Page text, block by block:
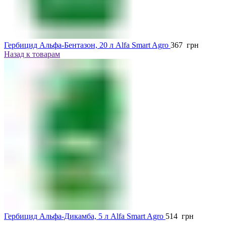
Гербицид Альфа-Бентазон, 20 л Alfa Smart Agro 367 грн
Назад к товарам
Гербицид Альфа-Дикамба, 5 л Alfa Smart Agro 514 грн